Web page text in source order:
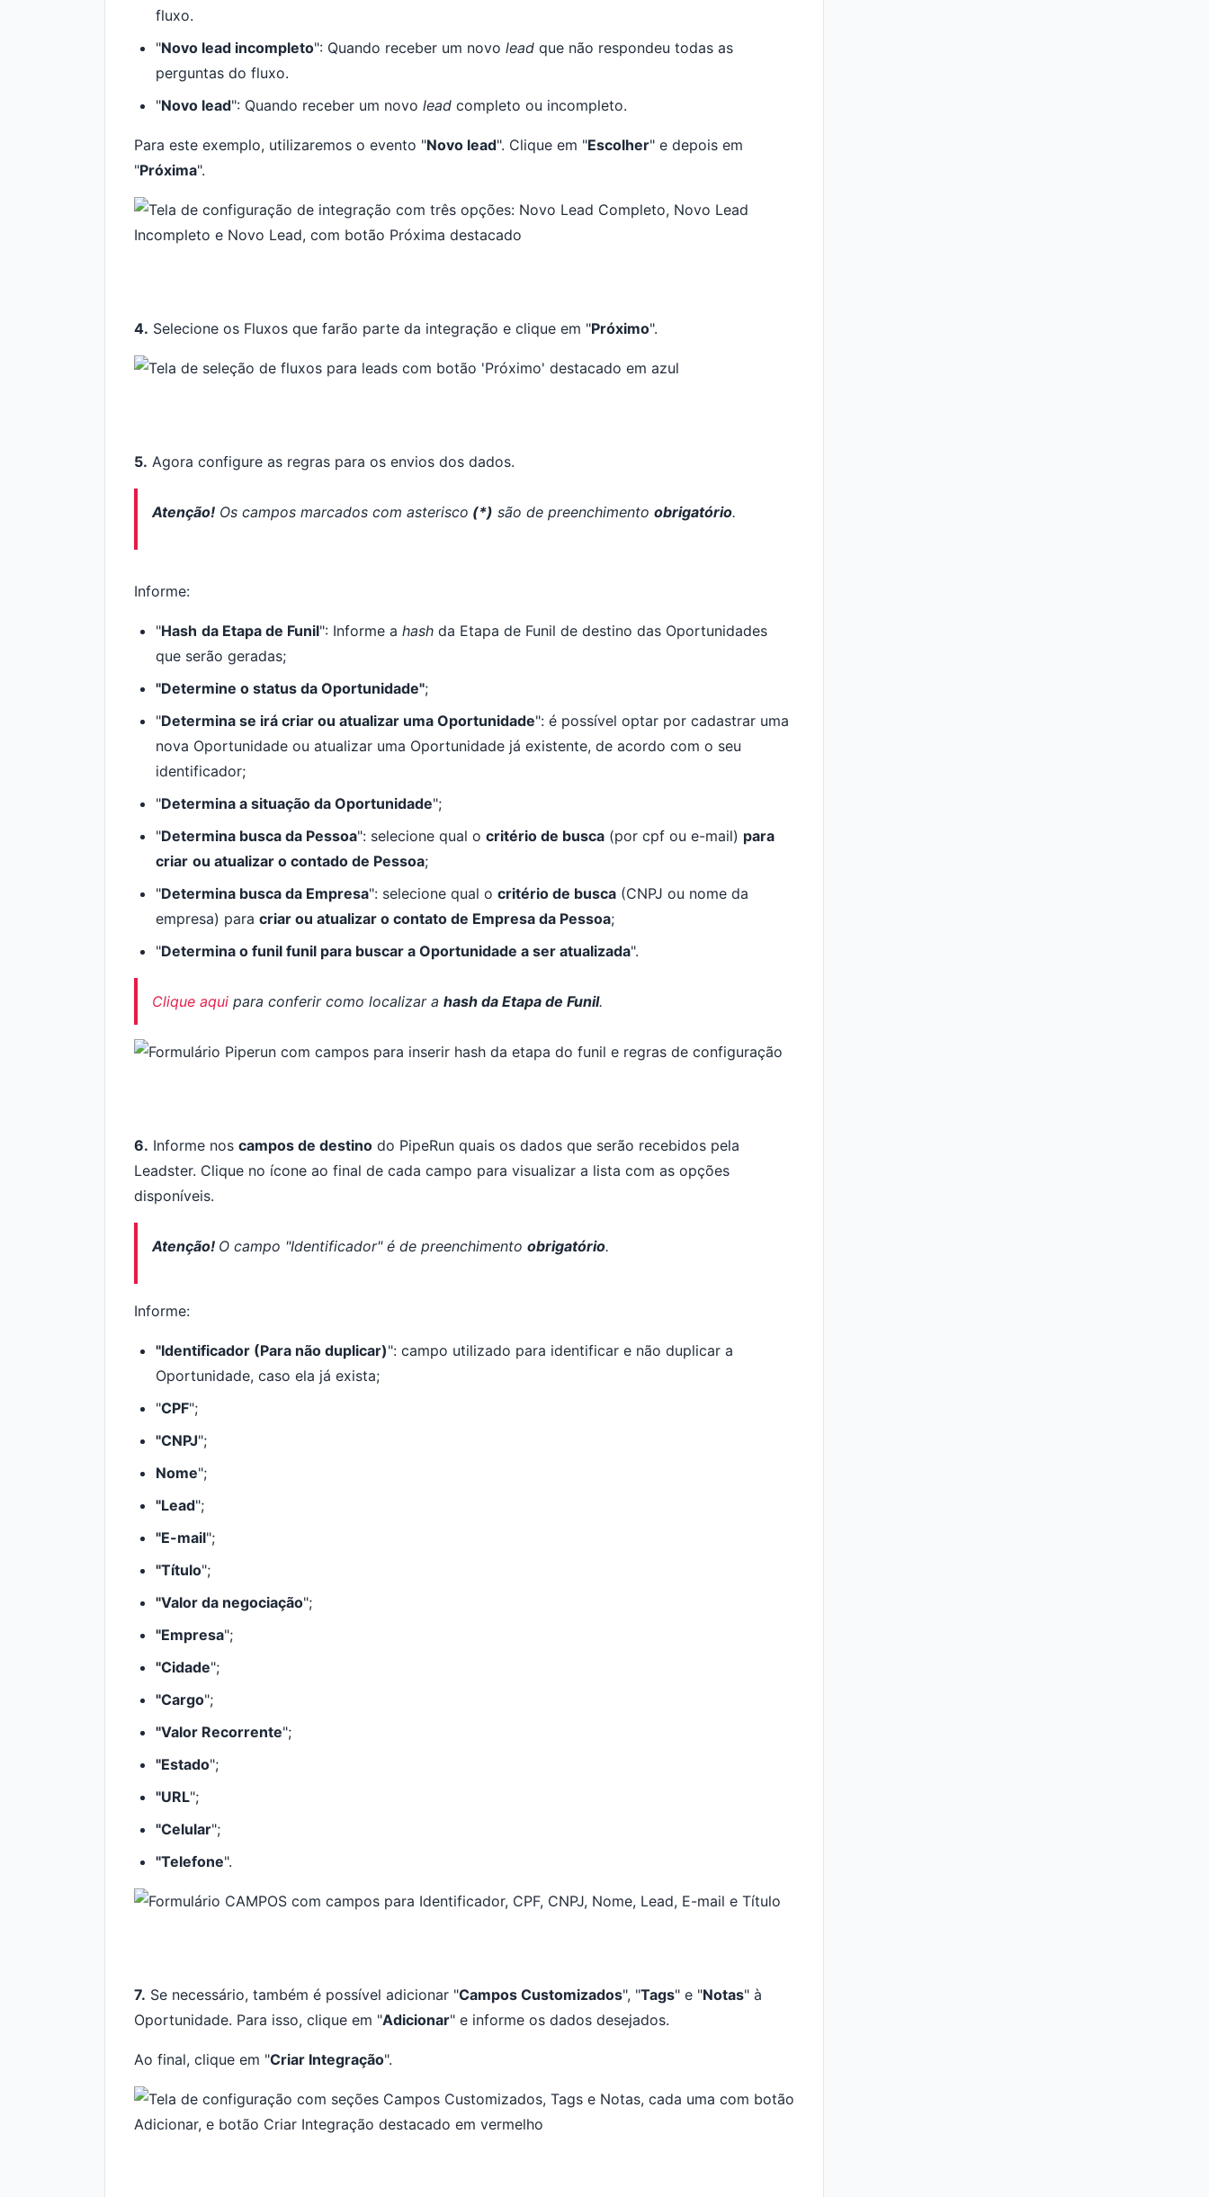
fluxo.
"Novo lead incompleto": Quando receber um novo lead que não respondeu todas as
perguntas do fluxo.
"Novo lead": Quando receber um novo lead completo ou incompleto.
Para este exemplo, utilizaremos o evento "Novo lead". Clique em "Escolher" e depois em
"Próxima".
4. Selecione os Fluxos que farão parte da integração e clique em "Próximo".
5. Agora configure as regras para os envios dos dados.
Atenção! Os campos marcados com asterisco (*) são de preenchimento obrigatório.
Informe:
"Hash da Etapa de Funil": Informe a hash da Etapa de Funil de destino das Oportunidades
que serão geradas;
"Determine o status da Oportunidade";
"Determina se irá criar ou atualizar uma Oportunidade": é possível optar por cadastrar uma
nova Oportunidade ou atualizar uma Oportunidade já existente, de acordo com o seu
identificador;
"Determina a situação da Oportunidade";
"Determina busca da Pessoa": selecione qual o critério de busca (por cpf ou e-mail) para
criar ou atualizar o contado de Pessoa;
"Determina busca da Empresa": selecione qual o critério de busca (CNPJ ou nome da
empresa) para criar ou atualizar o contato de Empresa da Pessoa;
"Determina o funil funil para buscar a Oportunidade a ser atualizada".
Clique aqui para conferir como localizar a hash da Etapa de Funil.
6. Informe nos campos de destino do PipeRun quais os dados que serão recebidos pela
Leadster. Clique no ícone ao final de cada campo para visualizar a lista com as opções
disponíveis.
Atenção! O campo "Identificador" é de preenchimento obrigatório.
Informe:
"Identificador (Para não duplicar)": campo utilizado para identificar e não duplicar a
Oportunidade, caso ela já exista;
"CPF";
"CNPJ";
Nome";
"Lead";
"E-mail";
"Título";
"Valor da negociação";
"Empresa";
"Cidade";
"Cargo";
"Valor Recorrente";
"Estado";
"URL";
"Celular";
"Telefone".
7. Se necessário, também é possível adicionar "Campos Customizados", "Tags" e "Notas" à
Oportunidade. Para isso, clique em "Adicionar" e informe os dados desejados.
Ao final, clique em "Criar Integração".